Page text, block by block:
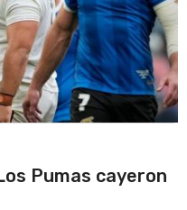
Pumas cayeron